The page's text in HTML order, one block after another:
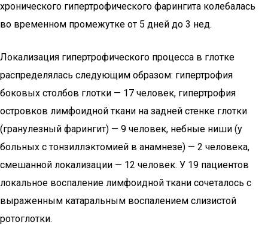
хронического гипертрофического фарингита колебалась
во временном промежутке от 5 дней до 3 нед.
Локализация гипертрофического процесса в глотке
распределялась следующим образом: гипертрофия
боковых столбов глотки — 17 человек, гипертрофия
островков лимфоидной ткани на задней стенке глотки
(гранулезный фарингит) — 9 человек, небные ниши (у
больных с тонзиллэктомией в анамнезе) — 2 человека,
смешанной локализации — 12 человек. У 19 пациентов
локальное воспаление лимфоидной ткани сочеталось с
выраженным катаральным воспалением слизистой
ротоглотки.